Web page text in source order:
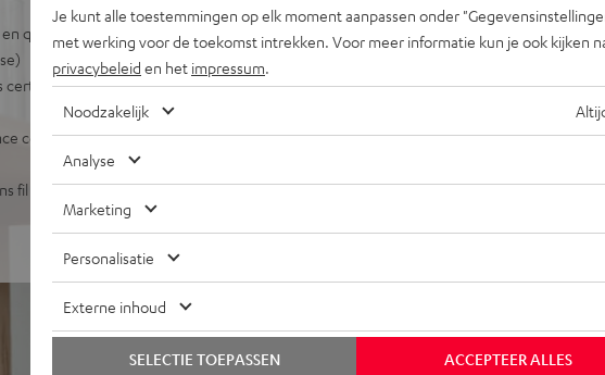
qualité proche du CD, par exemple depuis
FSC®, façade laquée satinée,
certifié THX, avec woofer de 300 mm et
fil jusqu’à 15 m de portée, option pieds
Je kunt alle toestemmingen op elk moment aanpassen onder
met werking voor de toekomst intrekken. Voor meer informatie kun je ook kijken
privacybeleid en het impressum
Noodzakelijk
Analyse
Marketing
Personalisatie
Externe inhoud
ACCEPTEER ALLES
SELECTIE TOEPASSEN